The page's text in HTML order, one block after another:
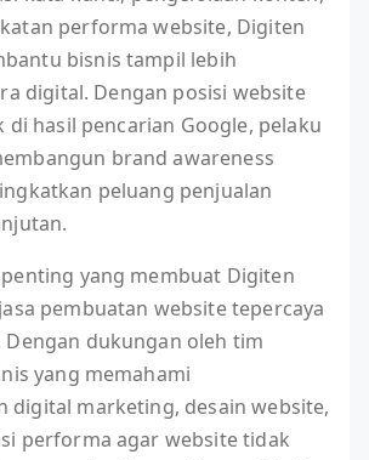
performa website, Digiten
bisnis tampil lebih
digital. Dengan posisi website
di hasil pencarian Google, pelaku
brand awareness
peluang penjualan
yang membuat Digiten
pembuatan website tepercaya
Dengan dukungan oleh tim
yang memahami
digital marketing, desain website,
performa agar website tidak